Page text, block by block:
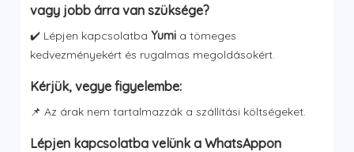
vagy jobb árra van szüksége?
✔️ Lépjen kapcsolatbaYumi a tömeges
kedvezményekért és rugalmas megoldásokért.
Kérjük, vegye figyelembe:
📌 Az árak nem tartalmazzák a szállítási költségeket.
Lépjen kapcsolatba velünk a WhatsAppon